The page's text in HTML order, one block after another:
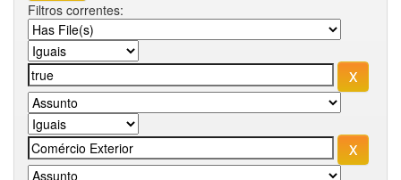
Filtros correntes: